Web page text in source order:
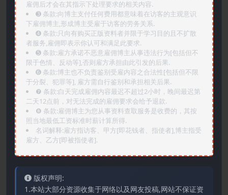
雇佣后才会在其指示下处理要求的相关内容.
➌️ 条款:向博主支付任何费用都意味着在访客的主观意识
下雇佣博主,形成博主受雇于访客的劳务关系.
➍️ 条款:只向有购买正版资料者并限于学习目的且不扩散
者服务,雇佣即表示你认可和满足此要求.
➎ 条款:雇方承诺不恶意雇佣博主从事违法行为[包括但不
限于色情、反动等],否则雇方承担由此引发的后果.
➏️ 条款:博主也不负责鉴别受雇内容之合法性[包括但不限
于分裂、犯罪等], 雇方需自行鉴别和承担相关后果.
❼ 条款:白天完成雇佣内容最迟不超过2小时，晚间最迟第
二天12点前，对无法完成的雇佣要求会给予退款.
❽ 条款:雇佣博主为您从事资料查取服务是收费的，其按
照当地最低工资标准时薪计算所得.
名词解释:雇方指访客、甲方[即花钱者、指使者],博主指受
雇方、乙方[即被指使者].
版权声明:
1.本站大部分资源收集于网络以及网友投稿,网站不保证资